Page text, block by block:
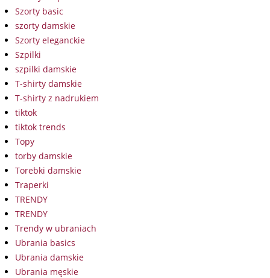
Szorty basic
szorty damskie
Szorty eleganckie
Szpilki
szpilki damskie
T-shirty damskie
T-shirty z nadrukiem
tiktok
tiktok trends
Topy
torby damskie
Torebki damskie
Traperki
TRENDY
TRENDY
Trendy w ubraniach
Ubrania basics
Ubrania damskie
Ubrania męskie